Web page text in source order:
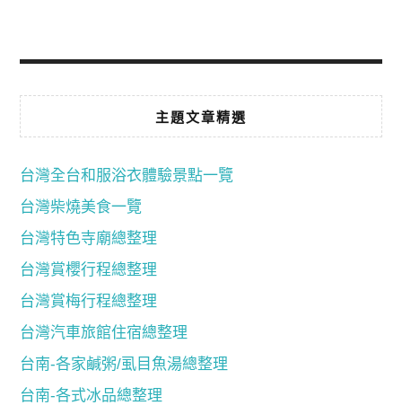
主題文章精選
台灣全台和服浴衣體驗景點一覽
台灣柴燒美食一覽
台灣特色寺廟總整理
台灣賞櫻行程總整理
台灣賞梅行程總整理
台灣汽車旅館住宿總整理
台南-各家鹹粥/虱目魚湯總整理
台南-各式冰品總整理